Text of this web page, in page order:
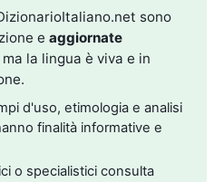
sono
eaggiornate
ma la lingua è viva e in
d'uso, etimologia e analisi
finalità informative e
o specialistici consulta